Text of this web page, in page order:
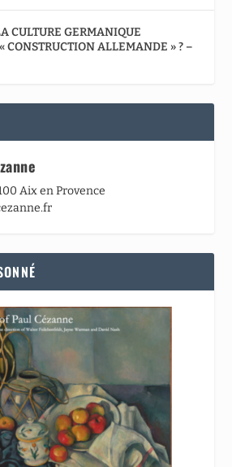
CULTURE GERMANIQUE
CONSTRUCTION ALLEMANDE » ? –
Aix en Provence